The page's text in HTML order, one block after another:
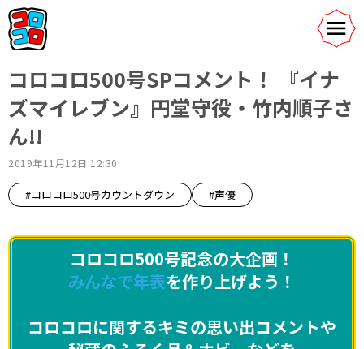
コロコロ500号SPコメント！ 『イナ
ズマイレブン』円堂守役・竹内順子さ
ん!!
2019年11月12日 12:30
#コロコロ500号カウントダウン #声優
コロコロ500号記念の大企画！
みんなで年表を作り上げよう！
コロコロに関するキミの思い出コメントや